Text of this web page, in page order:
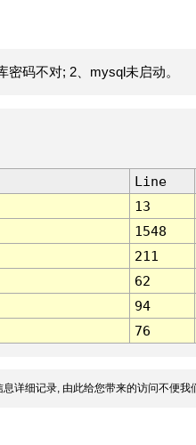
码不对; 2、mysql未启动。
Line
13
1548
211
62
94
76
详细记录, 由此给您带来的访问不便我